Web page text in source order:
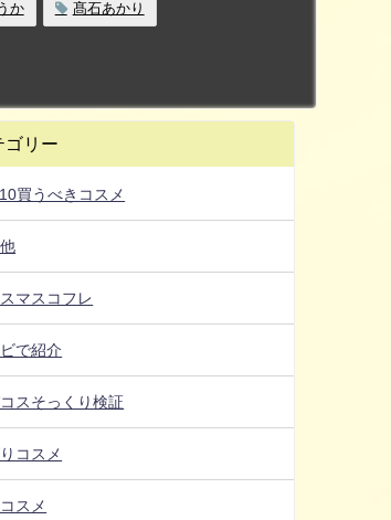
か 髙石あかり
ゴリー
買うべきコスメ
マスコフレ
で紹介
スそっくり検証
コスメ
スメ